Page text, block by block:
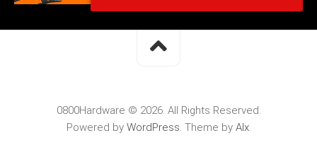
0800Hardware © 2026. All Rights Reserved.
Powered by WordPress. Theme by Alx.